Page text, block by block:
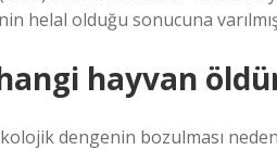
helal olduğu sonucuna
hayvan
dengenin bozulması